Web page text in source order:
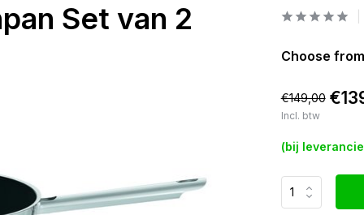
Set van 2
Choose
€149,00
Incl. btw
(bij